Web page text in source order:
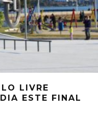
LIVRE
ESTE FINAL